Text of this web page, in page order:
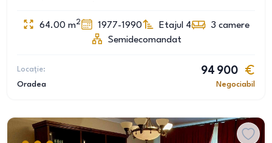
64.00 m2 1977-1990 Etajul 4 3 camere
Semidecomandat
Locație:
Oradea
94 900
Negociabil